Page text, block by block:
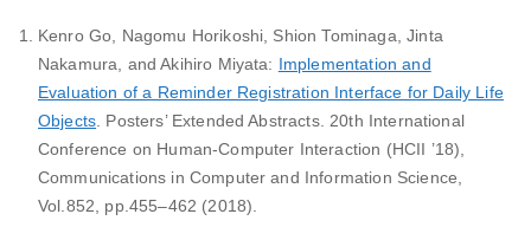
Kenro Go, Nagomu Horikoshi, Shion Tominaga, Jinta
Nakamura, and Akihiro Miyata:
Implementation and
Evaluation of a Reminder Registration Interface for Daily Life
Objects. Posters’ Extended Abstracts. 20th International
Conference on Human-Computer Interaction (HCII ’18),
Communications in Computer and Information Science,
Vol.852, pp.455–462 (2018).